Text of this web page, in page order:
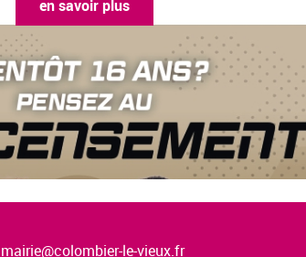
mairie@colombier-le-vieux.fr